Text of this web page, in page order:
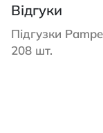
Відгуки
Підгузки
208 шт.